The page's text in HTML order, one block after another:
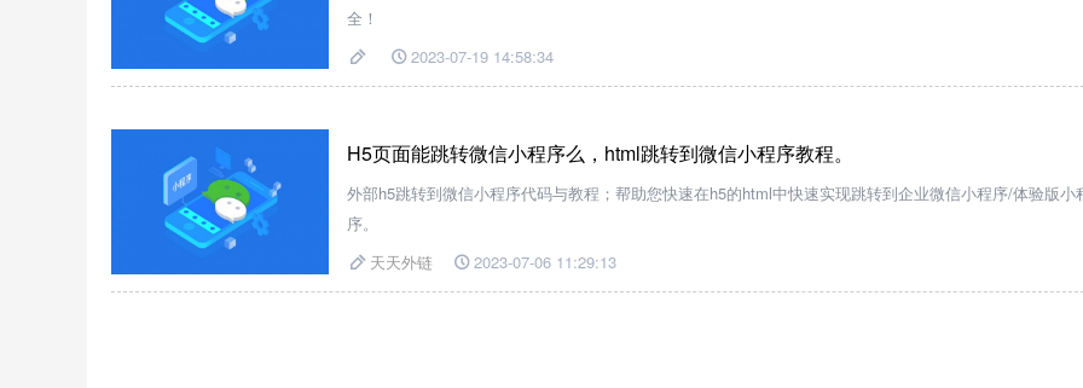
全！
2023-07-19 14:58:34
H5页面能跳转微信小程序么，html跳转到微信小程序教程。
外部h5跳转到微信小程序代码与教程；帮助您快速在h5的html中快速实现跳转到企业微信小程序/体验版小
序。
天天外链
2023-07-06 11:29:13